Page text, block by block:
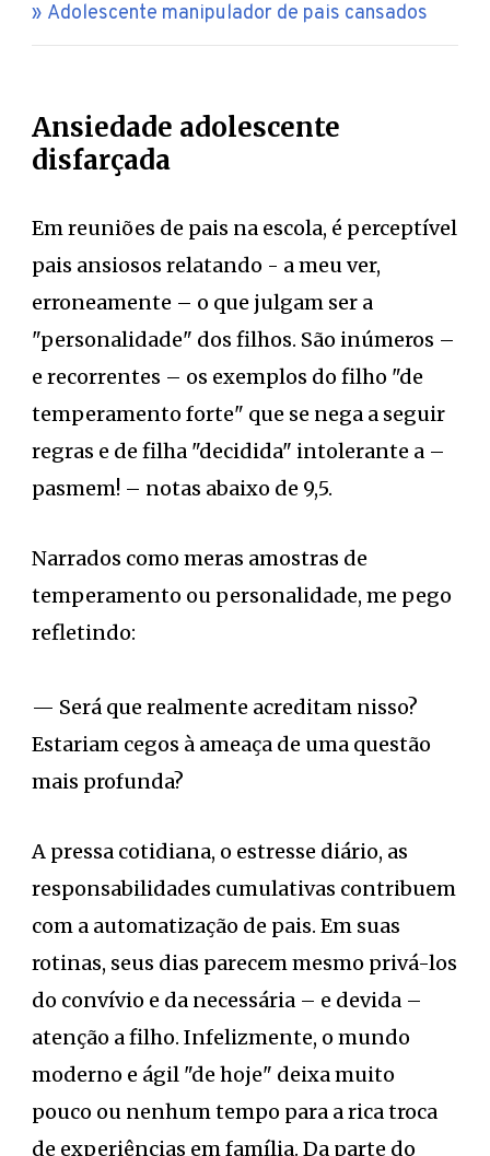
Adolescente manipulador de pais cansados
Ansiedade adolescente
disfarçada
Em reuniões de pais na escola, é perceptível
pais ansiosos relatando - a meu ver,
erroneamente – o que julgam ser a
"personalidade" dos filhos. São inúmeros –
e recorrentes – os exemplos do filho "de
temperamento forte" que se nega a seguir
regras e de filha "decidida" intolerante a –
pasmem! – notas abaixo de 9,5.
Narrados como meras amostras de
temperamento ou personalidade, me pego
refletindo:
— Será que realmente acreditam nisso?
Estariam cegos à ameaça de uma questão
mais profunda?
A pressa cotidiana, o estresse diário, as
responsabilidades cumulativas contribuem
com a automatização de pais. Em suas
rotinas, seus dias parecem mesmo privá-los
do convívio e da necessária – e devida –
atenção a filho. Infelizmente, o mundo
moderno e ágil "de hoje" deixa muito
pouco ou nenhum tempo para a rica troca
de experiências em família. Da parte do